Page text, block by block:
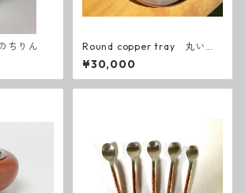
ちりん
Round copper tray 丸い銅
のお盆
¥30,000